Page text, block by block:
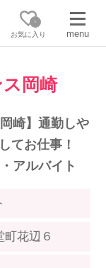
0
お気に入り menu
こちら
の内容を
探す
岡崎
崎】通勤しや
てお仕事！
アルバイト
花辺６